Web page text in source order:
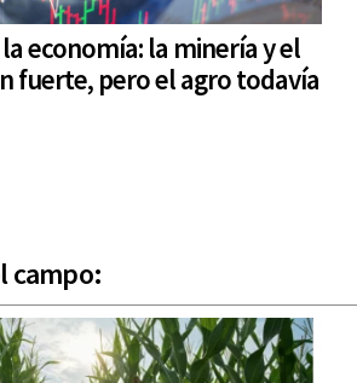
economía: la minería y el
fuerte, pero el agro todavía
campo: